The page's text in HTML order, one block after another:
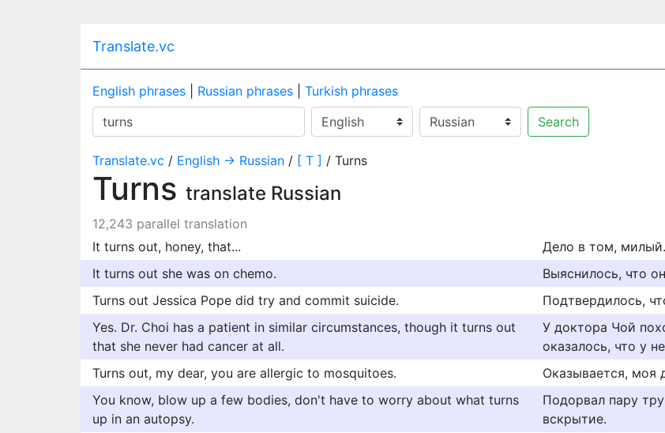
Translate.vc
English phrases Russian phrases
Turkish phrases
Search
Translate.vc / English → Russian / [ T ] / Turns
Turns translate Russian
12,243 parallel translation
It turns out, honey, that...
Дело в том,
It turns out she was on chemo.
Выяснилось, что
Turns out Jessica Pope did try and commit suicide.
Подтвердилось,
Yes. Dr. Choi has a patient in similar circumstances, though it turns out
that she never had cancer at all.
У доктора Чой
оказалось, что у
Turns out, my dear, you are allergic to mosquitoes.
Оказывается, моя
You know, blow up a few bodies, don't have to worry about what turns
up in an autopsy.
Подорвал пару
вскрытие.